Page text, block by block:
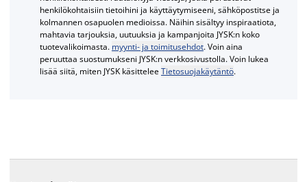
henkilökohtaisiin tietoihini ja käyttäytymiseeni, sähköpostitse ja
kolmannen osapuolen medioissa. Näihin sisältyy inspiraatiota,
mahtavia tarjouksia, uutuuksia ja kampanjoita JYSK:n koko
tuotevalikoimasta. myynti- ja toimitusehdot. Voin aina
peruuttaa suostumukseni JYSK:n verkkosivustolla. Voin lukea
lisää siitä, miten JYSK käsitteleeTietosuojakäytäntö.